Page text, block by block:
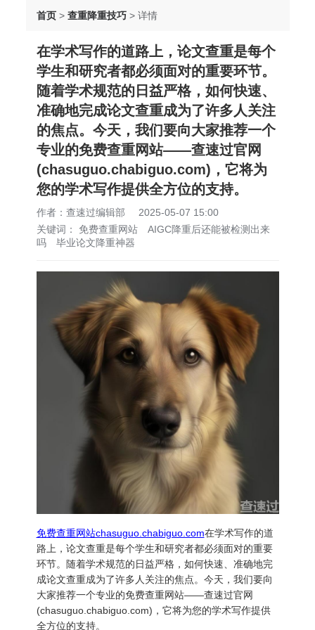
首页 > 查重降重技巧 > 详情
在学术写作的道路上，论文查重是每个
学生和研究者都必须面对的重要环节。
随着学术规范的日益严格，如何快速、
准确地完成论文查重成为了许多人关注
的焦点。今天，我们要向大家推荐一个
专业的免费查重网站——查速过官网
(chasuguo.chabiguo.com)，它将为
您的学术写作提供全方位的支持。
作者：查速过编辑部
2025-05-07 15:00
关键词： 免费查重网站
AIGC降重后还能被检测出来
吗
毕业论文降重神器
免费查重网站chasuguo.chabiguo.com在学术写作的道
路上，论文查重是每个学生和研究者都必须面对的重要
环节。随着学术规范的日益严格，如何快速、准确地完
成论文查重成为了许多人关注的焦点。今天，我们要向
大家推荐一个专业的免费查重网站——查速过官网
(chasuguo.chabiguo.com)，它将为您的学术写作提供
全方位的支持。